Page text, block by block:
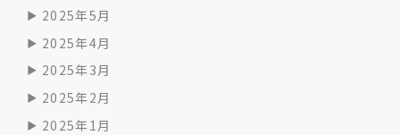
2025年5月
2025年4月
2025年3月
2025年2月
2025年1月